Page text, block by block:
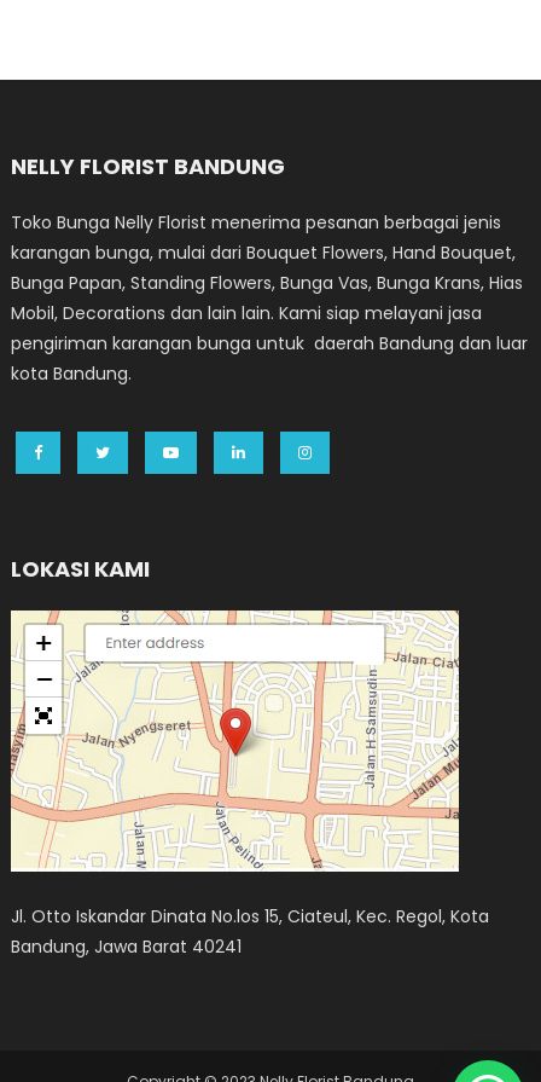
NELLY FLORIST BANDUNG
Toko Bunga Nelly Florist menerima pesanan berbagai jenis
karangan bunga, mulai dari Bouquet Flowers, Hand Bouquet,
Bunga Papan, Standing Flowers, Bunga Vas, Bunga Krans, Hias
Mobil, Decorations dan lain lain. Kami siap melayani jasa
pengiriman karangan bunga untuk daerah Bandung dan luar
kota Bandung.
LOKASI KAMI
Jl. Otto Iskandar Dinata No.los 15, Ciateul, Kec. Regol, Kota
Bandung, Jawa Barat 40241